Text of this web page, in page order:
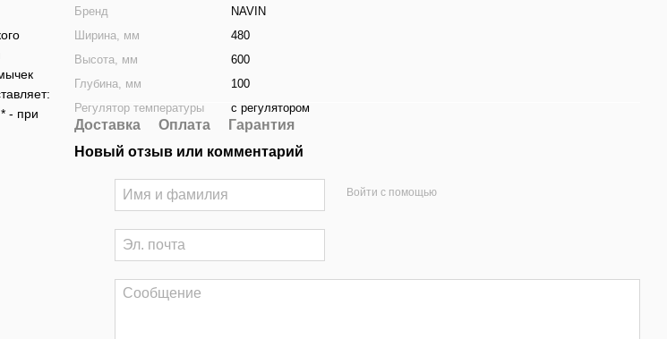
- при
Бренд
NAVIN
Ширина, мм
480
Высота, мм
600
Глубина, мм
100
Регулятор температуры
с регулятором
Доставка Оплата
Гарантия
Новый отзыв или комментарий
Войти с помощью